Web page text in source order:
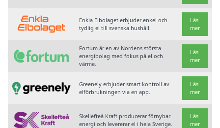
Enkla Elbolaget erbjuder enkel och
tydlig el till svenska hushåll.
Läs
mer
Fortum är en av Nordens största
energibolag med fokus på el och
värme.
Läs
mer
Greenely erbjuder smart kontroll av
elförbrukningen via en app.
Läs
mer
Skellefteå Kraft producerar förnybar
energi och levererar el i hela Sverige.
Läs
mer